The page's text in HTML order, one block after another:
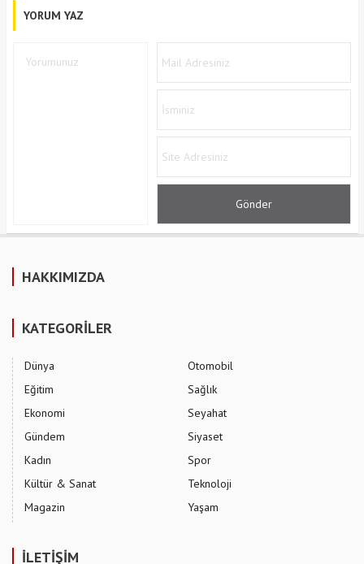
YORUM YAZ
HAKKIMIZDA
KATEGORİLER
Dünya
Eğitim
Ekonomi
Gündem
Kadın
Kültür & Sanat
Magazin
Otomobil
Sağlık
Seyahat
Siyaset
Spor
Teknoloji
Yaşam
İLETİŞİM